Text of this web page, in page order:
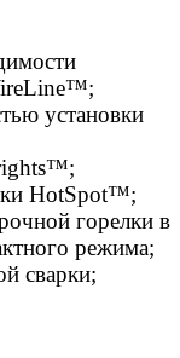
установки
HotSpot™;
горелки в
режима;
сварки;